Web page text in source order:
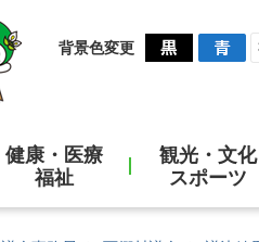
背景色変更
健康・医療
福祉
観光・文化
スポーツ